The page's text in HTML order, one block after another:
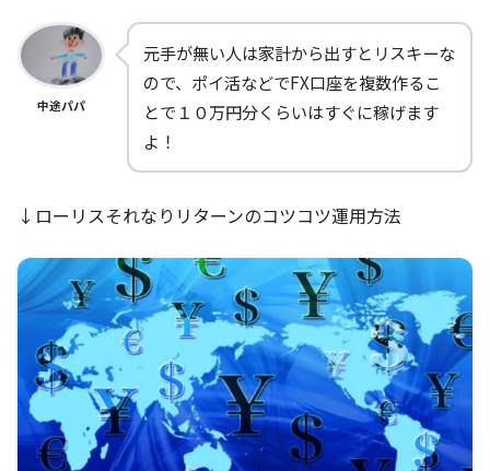
中途パパ
元手が無い人は家計から出すとリスキーな
ので、ポイ活などでFX口座を複数作るこ
とで１０万円分くらいはすぐに稼げます
よ！
↓ローリスそれなりリターンのコツコツ運用方法